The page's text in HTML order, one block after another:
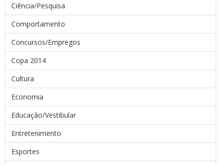
Ciência/Pesquisa
Comportamento
Concursos/Empregos
Copa 2014
Cultura
Economia
Educação/Vestibular
Entretenimento
Esportes